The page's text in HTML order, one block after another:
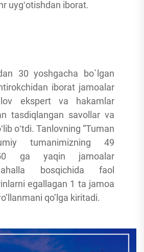
uygʻotishdan iborat.
30 yoshgacha bo`lgan
iborat jamoalar
ekspert va hakamlar
tasdiqlangan savollar va
oʻtdi. Tanlovning “Tuman
tumanimizning 49
ga yaqin jamoalar
bosqichida faol
egallagan 1 ta jamoa
qo‘lga kiritadi.